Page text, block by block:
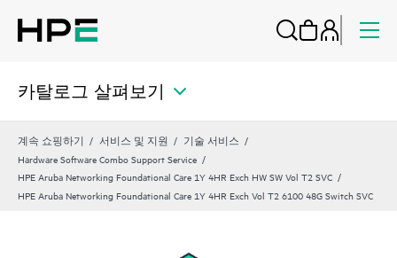
카탈로그 살펴보기
계속 쇼핑하기 서비스 및 지원
기술 서비스
Hardware Software Combo Support Service
HPE Aruba Networking Foundational Care 1Y 4HR Exch HW SW Vol T2 SVC
HPE Aruba Networking Foundational Care 1Y 4HR Exch Vol T2 6100 48G Switch SVC